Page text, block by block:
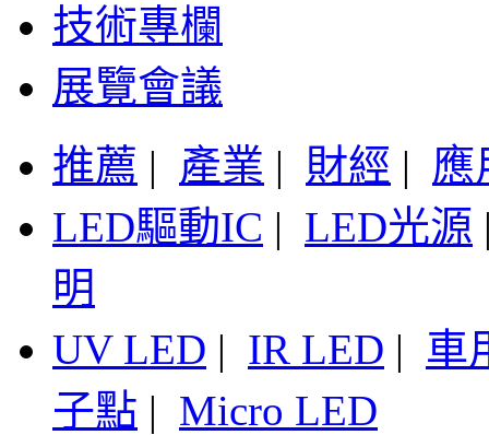
技術專欄
展覽會議
推薦 | 產業 | 財經 | 應
LED驅動IC | LED光源
明
UV LED | IR LED | 車
子點 | Micro LED